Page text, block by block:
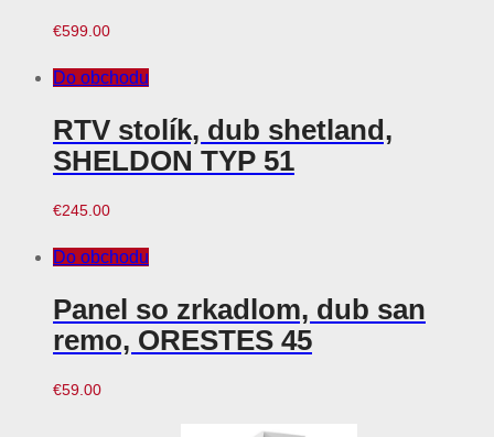
€599.00
Do obchodu
RTV stolík, dub shetland,
SHELDON TYP 51
€245.00
Do obchodu
Panel so zrkadlom, dub san
remo, ORESTES 45
€59.00